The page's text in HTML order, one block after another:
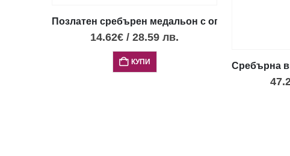
Позлатен сребърен медальон с опал и диск
14.62€ / 28.59 лв.
КУПИ Сребърна